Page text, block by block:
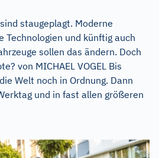
staugeplagt. Moderne
Technologien und künftig auch
sollen das ändern. Doch
von MICHAEL VOGEL Bis
Welt noch in Ordnung. Dann
und in fast allen größeren